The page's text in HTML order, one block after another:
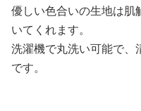
優しい色合いの生地は肌
いてくれます。
洗濯機で丸洗い可能で、
です。